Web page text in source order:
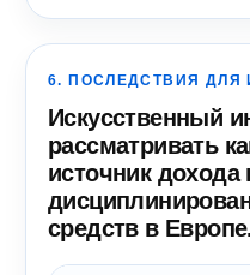
6. ПОСЛЕДСТВИЯ ДЛЯ
Искусственный
рассматривать
источник дохода
средств в